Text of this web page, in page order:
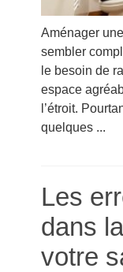
Aménager
sembler
le besoin de
espace
l’étroit.
quelques ...
Les
dans
votre